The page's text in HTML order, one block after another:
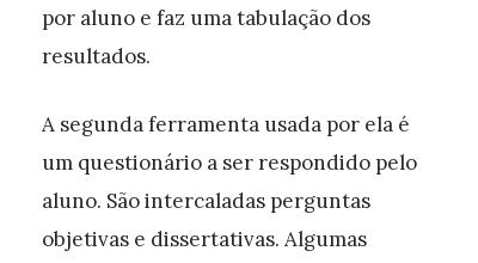
por aluno e faz uma tabulação dos
resultados.
A segunda ferramenta usada por ela é
um questionário a ser respondido pelo
aluno. São intercaladas perguntas
objetivas e dissertativas. Algumas